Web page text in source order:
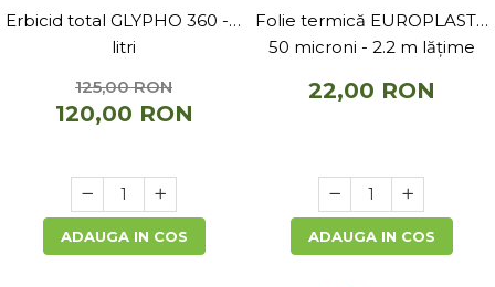
Erbicid total GLYPHO 360 - 5
litri
125,00 RON
120,00 RON
ADAUGA IN COS
Folie termică EUROPLAST -
50 microni - 2.2 m lățime
22,00 RON
ADAUGA IN COS